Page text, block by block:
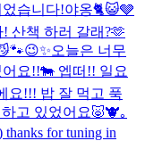
습니다!야옹🐈😺🩶
산책 하러 갈래?🫶
😉✨오늘은 너무
요!!🐄 엡떠!! 일요
요!!! 밥 잘 먹고 푹
고 있었어요🐷🐮｡
thanks for tuning in